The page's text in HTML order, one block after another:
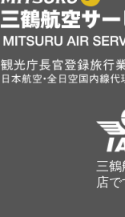
三鶴
店で